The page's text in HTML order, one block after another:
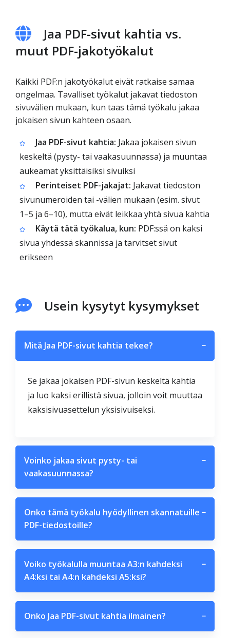
Jaa PDF-sivut kahtia vs.
muut PDF-jakotyökalut
Kaikki PDF:n jakotyökalut eivät ratkaise samaa
ongelmaa. Tavalliset työkalut jakavat tiedoston
sivuvälien mukaan, kun taas tämä työkalu jakaa
jokaisen sivun kahteen osaan.
Jaa PDF-sivut kahtia: Jakaa jokaisen sivun
keskeltä (pysty- tai vaakasuunnassa) ja muuntaa
aukeamat yksittäisiksi sivuiksi
Perinteiset PDF-jakajat: Jakavat tiedoston
sivunumeroiden tai -välien mukaan (esim. sivut
1–5 ja 6–10), mutta eivät leikkaa yhtä sivua kahtia
Käytä tätä työkalua, kun: PDF:ssä on kaksi
sivua yhdessä skannissa ja tarvitset sivut
erikseen
Usein kysytyt kysymykset
Mitä Jaa PDF-sivut kahtia tekee? −
Se jakaa jokaisen PDF-sivun keskeltä kahtia
ja luo kaksi erillistä sivua, jolloin voit muuttaa
kaksisivuasettelun yksisivuiseksi.
Voinko jakaa sivut pysty- tai
vaakasuunnassa?
−
Onko tämä työkalu hyödyllinen skannatuille
PDF-tiedostoille?
−
Voiko työkalulla muuntaa A3:n kahdeksi
A4:ksi tai A4:n kahdeksi A5:ksi?
−
Onko Jaa PDF-sivut kahtia ilmainen? −